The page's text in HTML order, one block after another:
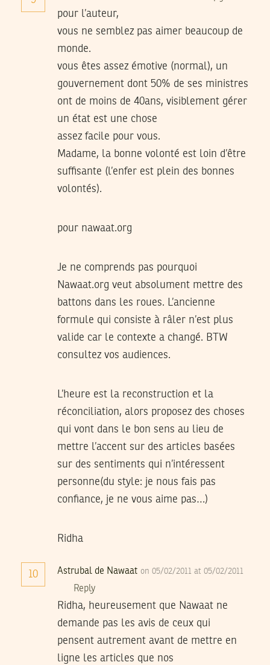
pour l’auteur,
vous ne semblez pas aimer beaucoup de
monde.
vous êtes assez émotive (normal), un
gouvernement dont 50% de ses ministres
ont de moins de 40ans, visiblement gérer
un état est une chose
assez facile pour vous.
Madame, la bonne volonté est loin d’être
suffisante (l’enfer est plein des bonnes
volontés).
pour nawaat.org
Je ne comprends pas pourquoi
Nawaat.org veut absolument mettre des
battons dans les roues. L’ancienne
formule qui consiste à râler n’est plus
valide car le contexte a changé. BTW
consultez vos audiences.
L’heure est la reconstruction et la
réconciliation, alors proposez des choses
qui vont dans le bon sens au lieu de
mettre l’accent sur des articles basées
sur des sentiments qui n’intéressent
personne(du style: je nous fais pas
confiance, je ne vous aime pas…)
Ridha
10 Astrubal de Nawaat on 05/02/2011 at 05/02/2011
Reply
Ridha, heureusement que Nawaat ne
demande pas les avis de ceux qui
pensent autrement avant de mettre en
ligne les articles que nos